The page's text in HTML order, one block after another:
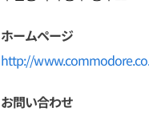
ホームページ
http://
お問い合わせ